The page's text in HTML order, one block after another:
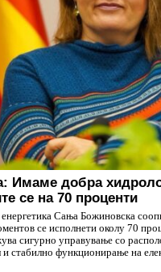
Имаме добра
се на 70 проценти
Сања Божиновска
се исполнети околу 70
сигурно управување со
стабилно функционирање на